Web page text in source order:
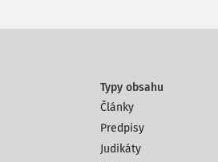
Typy obsahu
Články
Predpisy
Judikáty